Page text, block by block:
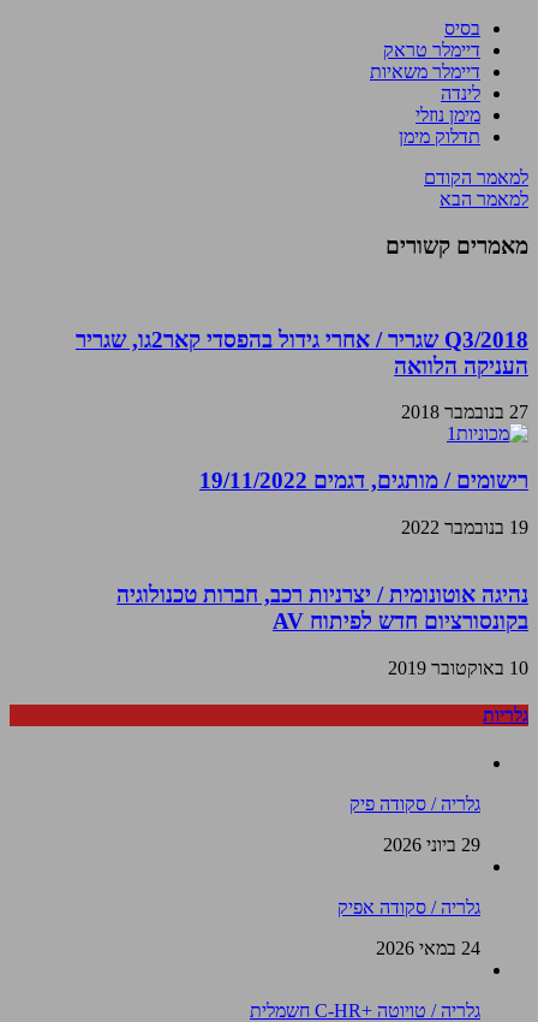
בסיס
דיימלר טראק
דיימלר משאיות
לינדה
מימן נוזלי
תדלוק מימן
למאמר הקודם
למאמר הבא
מאמרים קשורים
Q3/2018 שגריר / אחרי גידול בהפסדי קאר2גו, שגריר
העניקה הלוואה
27 בנובמבר 2018
רישומים / מותגים, דגמים 19/11/2022
19 בנובמבר 2022
נהיגה אוטונומית / יצרניות רכב, חברות טכנולוגיה
בקונסורציום חדש לפיתוח AV
10 באוקטובר 2019
גלריות
גלריה / סקודה פיק
29 ביוני 2026
גלריה / סקודה אפיק
24 במאי 2026
גלריה / טויוטה +C-HR חשמלית